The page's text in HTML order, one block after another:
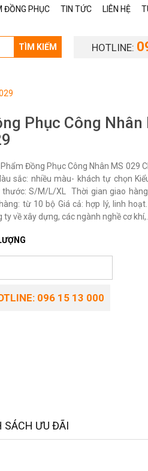
ĐỒNG PHỤC TIN TỨC LIÊN HỆ
HOTLINE:
TÌM KIẾM
Phục Công Nhân
Đồng Phục Công Nhân MS 029
sắc: nhiều màu- khách tự chọn
thước: S/M/L/XL Thời gian giao
từ 10 bộ Giá cả: hợp lý, linh
ty về xây dựng, các ngành nghề cơ khí,...
096 15 13 000
SÁCH ƯU ĐÃI